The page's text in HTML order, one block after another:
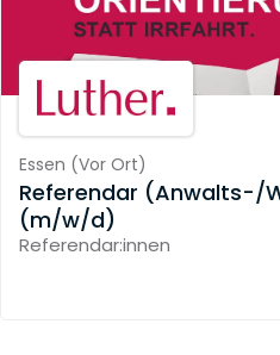
Essen (Vor Ort)
Referendar (Anwalts-/
(m/w/d)
Referendar:innen